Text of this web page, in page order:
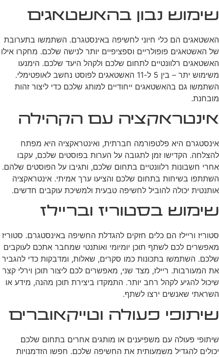
שימוש נבון בהאשטאגים
האשטאגים הם כלי חיוני לחשיפה באינסטגרם. השתמשו בתערובת
של האשטאגים פופולריים וספציפיים יותר לנישה שלכם. מחקרו אילו
האשטאגים רלוונטיים לתחום שלכם ולקהל היעד שלכם. הימנעו
משימוש יתר – בין 5 ל-11 האשטאגים לפוסט נחשב לאופטימלי.
השתמשו גם בהאשטאגים ייחודיים למותג שלכם כדי ליצור זהות
מובחנת.
אינטראקציה עם הקהילה
אינסטגרם היא פלטפורמה חברתית, ואינטראקציה היא מפתח
להצלחה. הקדישו זמן לתגובה על הערות בפוסטים שלכם, עקבו
אחרי חשבונות רלוונטיים בתחום שלכם, ותגיבו על הפוסטים שלהם.
השתתפו בשיחות בתחום שלכם והציעו ערך אמיתי. אינטראקציה
אותנטית יכולה להוביל לחשיפה טבעית ולמשיכת עוקבים חדשים.
שימוש בסטוריז ובריילז
סטוריז וריילז הם כלים חזקים להגדלת החשיפה באינסטגרם. סטוריז
מאפשרים לכם לשתף תוכן יומיומי ואותנטי שמחבר אתכם לעוקבים
שלכם. השתמשו בתכונות כמו סקרים, שאלות, ומדבקות כדי להגביר
את המעורבות. ריילז, מצד שני, מאפשרים לכם ליצור תוכן וירלי קצר
שיכול להגיע לקהל רחב יותר. התמקדו ביצירת תוכן מהנה, מידע או
השראתי שאנשים ירצו לשתף.
שיתופי פעולה וטייקאוברים
שיתופי פעולה עם משפיענים או מותגים אחרים בתחום שלכם
יכולים להגדיל משמעותית את החשיפה שלכם. חפשו הזדמנויות